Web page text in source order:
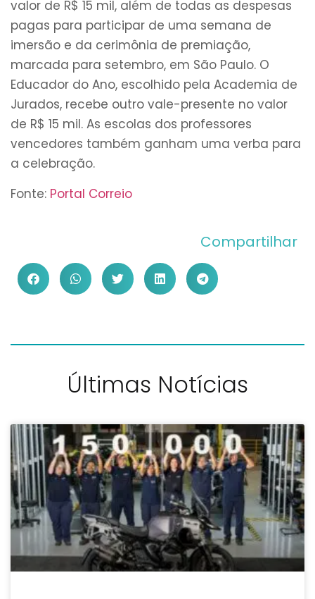
valor de R$ 15 mil, além de todas as despesas
pagas para participar de uma semana de
imersão e da cerimônia de premiação,
marcada para setembro, em São Paulo. O
Educador do Ano, escolhido pela Academia de
Jurados, recebe outro vale-presente no valor
de R$ 15 mil. As escolas dos professores
vencedores também ganham uma verba para
a celebração.
Fonte: Portal Correio
Compartilhar
Últimas Notícias